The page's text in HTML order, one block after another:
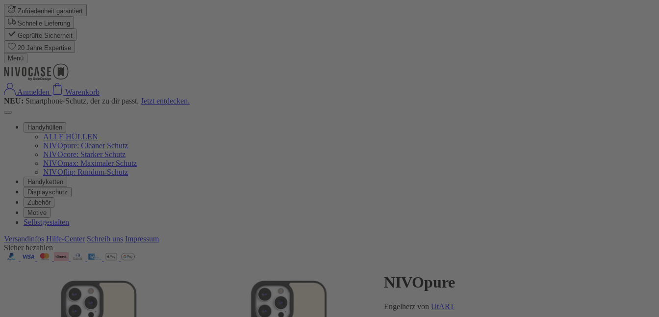
Zufriedenheit garantiert
Schnelle Lieferung
Geprüfte Sicherheit
20 Jahre Expertise
Menü
Anmelden
Warenkorb
NEU: Smartphone-Schutz, der zu dir passt. Jetzt entdecken.
Handyhüllen
ALLE HÜLLEN
NIVOpure: Cleaner Schutz
NIVOcore: Starker Schutz
NIVOmax: Maximaler Schutz
NIVOflip: Rundum-Schutz
Handyketten
Displayschutz
Zubehör
Motive
Selbstgestalten
Versandinfos Hilfe-Center Schreib uns Impressum
Sicher bezahlen
NIVOpure
Engelherz von UtART